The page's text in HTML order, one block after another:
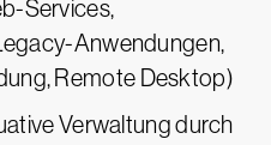
Services,
Anwendungen,
Remote Desktop)
Verwaltung durch